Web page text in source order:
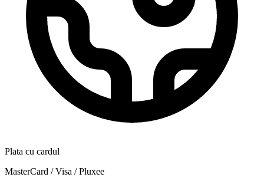
Plata cu cardul
MasterCard / Visa / Pluxee